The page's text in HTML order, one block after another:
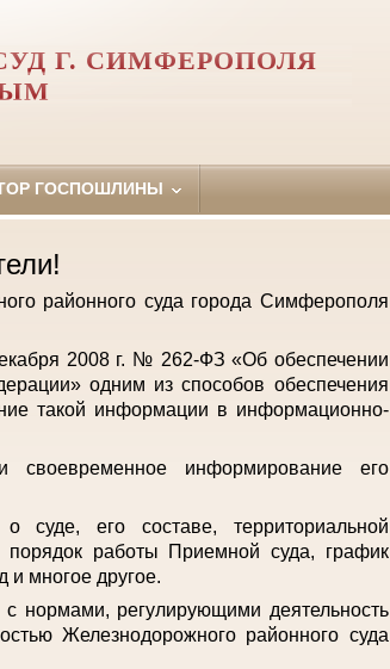
Г. СИМФЕРОПОЛЯ
ГОСПОШЛИНЫ
районного суда города Симферополя
2008 г. № 262-ФЗ «Об обеспечении
одним из способов обеспечения
такой информации в информационно-
своевременное информирование его
его составе, территориальной
работы Приемной суда, график
и многое другое.
регулирующими деятельность
Железнодорожного районного суда